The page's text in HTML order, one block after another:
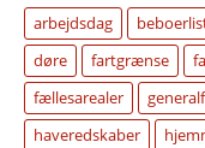
arbejdsdag
døre
fartgrænse
fællesarealer
haveredskaber